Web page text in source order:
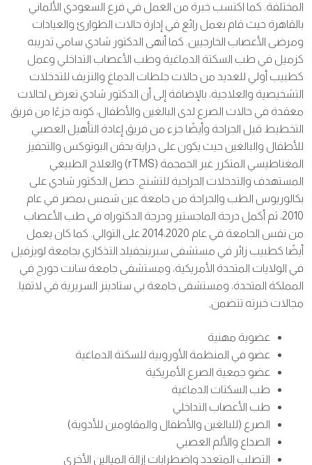
المختلفة. كما اكتسب خبرة من العمل في فرع السعودي الألماني
بالقاهرة حيث قام بعمل رائع في إدارة حالات الطوارئ والعيادات
ومرضى الأعصاب الخارجيين. كما أنهى الدكتور شادي سامي تدريبه
كزميل في طب السكتة الدماغية وطب الأعصاب التداخلي وعمل
كطبيب أولي للعديد من حالات جلطات الدماغ والنزيف للتدخلات
التشخيصية والعلاجية، بالإضافة إلى أن الدكتور شادي تعرض لحالات
معقدة في حالات الصرع لدى البالغين والأطفال، كونه جزءًا من فريق
التخطيط قبل الجراحة وأيضًا جزء من فريق إعادة التأهيل العصبي
للأطفال والبالغين حيث يكون على دراية بحقن البوتوكس والتحفيز
المغناطيسي المتكرر عبر الجمجمة (rTMS) والعلاج الطبيعي
المستهدف والتدخلات الجراحية للتشنج. حصل الدكتور شادي على
بكالوريوس الطب والجراحة من جامعة عين شمس بمصر في عام
2010، ثم أكمل درجة الماجستير ودرجة الدكتوراه في طب الأعصاب
من نفس الجامعة في عام 2014،2020 على التوالي. كما كان يعمل
أيضًا كطبيب زائر في مستشفى سبرينجفيلد التذكاري بجامعة لويزفيل
في الولايات المتحدة الأمريكية، ومستشفى جامعة سانت جورج في
المملكة المتحدة، ومستشفى جامعة بي ستادينز السريرية في لاتفيا.
مجالات خبرته تتضمن,
عضوية مهنية
عضو في المنظمة الأوروبية للسكتة الدماغية
عضو جمعية الصرع الأمريكية
طب السكتات الدماغية
طب الأعصاب التداخلي
الصرع (للبالغين والأطفال والمقاومين للأدوية)
الصداع والألم العصبي
التصلب المتعدد واضطرابات إزالة الميالين الأخرى